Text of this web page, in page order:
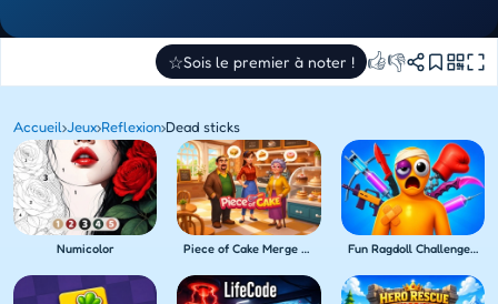
☆Sois le premier à noter ! 👍👎
Accueil›Jeux›Reflexion›Dead sticks
Numicolor Piece of Cake Merge & Bake Fun Ragdoll Challenge! Mini Games Collection!